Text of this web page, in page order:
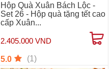
Hộp Quà Xuân Bách Lộc -
Set 26 - Hộp quà tặng tết cao
cấp Xuân...
2.405.000 VND
5.0 (1)